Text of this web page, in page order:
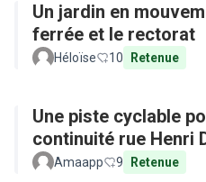
Un jardin en
ferrée et le rectorat
Héloïse 10 Retenue
Une piste cyclable
continuité rue Henri
Amaapp 9 Retenue